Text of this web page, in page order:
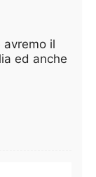
il
ed anche